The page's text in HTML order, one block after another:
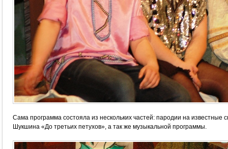
Сама программа состояла из нескольких частей: пародии на известные
Шукшина «До третьих петухов», а так же музыкальной программы.